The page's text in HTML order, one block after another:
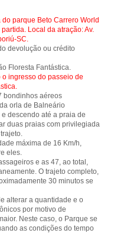
parque Beto Carrero World
Local da atração: Av.
SC.
devolução ou crédito
o ingresso do passeio de
bondinhos aéreos
orla de Balneário
descendo até a praia de
duas praias com privilegiada
máxima de 16 Km/h,
eles.
e as 47, ao total,
O trajeto completo,
30 minutos se
alterar a quantidade e o
por motivo de
Neste caso, o Parque se
as condições do tempo